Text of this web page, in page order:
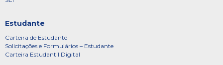
Estudante
Carteira de Estudante
Solicitações e Formulários – Estudante
Carteira Estudantil Digital